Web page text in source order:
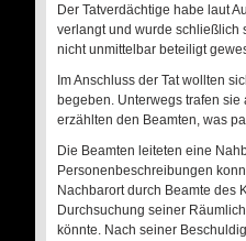
Der Tatverdächtige habe laut
verlangt und wurde schließlich
nicht unmittelbar beteiligt
Im Anschluss der Tat wollten
begeben. Unterwegs trafen
erzählten den Beamten, was
Die Beamten leiteten eine
Personenbeschreibungen
Nachbarort durch Beamte des
Durchsuchung seiner
könnte. Nach seiner